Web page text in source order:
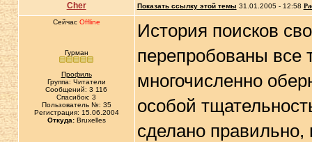
Cher Показать ссылку этой темы 31.01.2005 - 12:58
Сейчас Offline
Гурман
Профиль
Группа: Читатели
Сообщений: 3 116
Спасибок: 3
Пользователь №: 35
Регистрация: 15.06.2004
Откуда:Bruxelles
История поисков
перепробованы
многочисленно
особой
сделано